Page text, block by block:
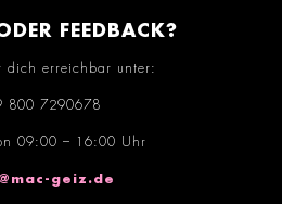
FEEDBACK?
dich erreichbar unter:
800 7290678
09:00 – 16:00 Uhr
geiz.de